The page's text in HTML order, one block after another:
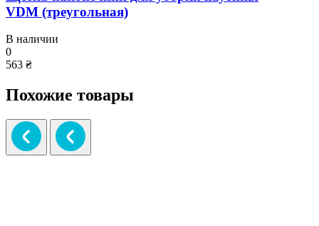
VDM (треугольная)
В наличии
0
563 ₴
Похожие товары